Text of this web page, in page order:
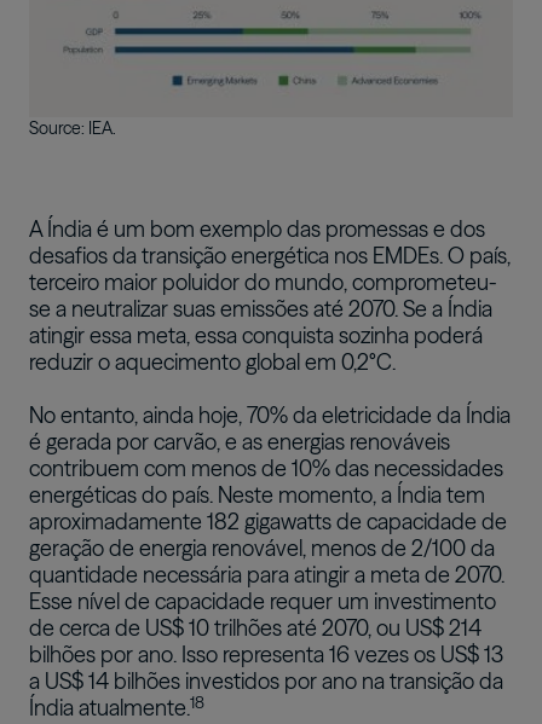
Source: IEA.
A Índia é um bom exemplo das promessas e dos
desafios da transição energética nos EMDEs. O país,
terceiro maior poluidor do mundo, comprometeu-
se a neutralizar suas emissões até 2070. Se a Índia
atingir essa meta, essa conquista sozinha poderá
reduzir o aquecimento global em 0,2°C.
No entanto, ainda hoje, 70% da eletricidade da Índia
é gerada por carvão, e as energias renováveis
contribuem com menos de 10% das necessidades
energéticas do país. Neste momento, a Índia tem
aproximadamente 182 gigawatts de capacidade de
geração de energia renovável, menos de 2/100 da
quantidade necessária para atingir a meta de 2070.
Esse nível de capacidade requer um investimento
de cerca de US$ 10 trilhões até 2070, ou US$ 214
bilhões por ano. Isso representa 16 vezes os US$ 13
a US$ 14 bilhões investidos por ano na transição da
Índia atualmente.18